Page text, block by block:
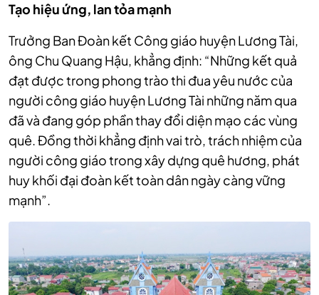
Tạo hiệu ứng, lan tỏa mạnh
Trưởng Ban Đoàn kết Công giáo huyện Lương Tài,
ông Chu Quang Hậu, khẳng định: “Những kết quả
đạt được trong phong trào thi đua yêu nước của
người công giáo huyện Lương Tài những năm qua
đã và đang góp phần thay đổi diện mạo các vùng
quê. Đồng thời khẳng định vai trò, trách nhiệm của
người công giáo trong xây dựng quê hương, phát
huy khối đại đoàn kết toàn dân ngày càng vững
mạnh”.